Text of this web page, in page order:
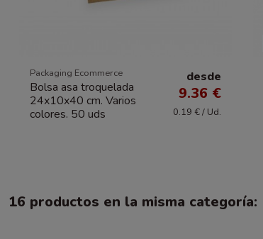
Packaging Ecommerce
Bolsa asa troquelada
24x10x40 cm. Varios
colores. 50 uds
desde
9.36 €
0.19 € / Ud.
16 productos en la misma categoría: